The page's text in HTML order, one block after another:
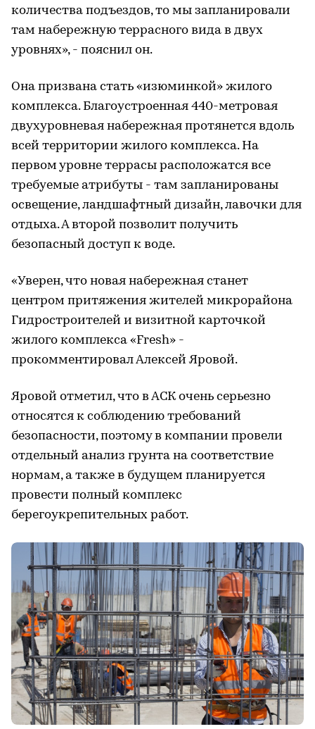
количества подъездов, то мы запланировали
там набережную террасного вида в двух
уровнях», - пояснил он.
Она призвана стать «изюминкой» жилого
комплекса. Благоустроенная 440-метровая
двухуровневая набережная протянется вдоль
всей территории жилого комплекса. На
первом уровне террасы расположатся все
требуемые атрибуты - там запланированы
освещение, ландшафтный дизайн, лавочки для
отдыха. А второй позволит получить
безопасный доступ к воде.
«Уверен, что новая набережная станет
центром притяжения жителей микрорайона
Гидростроителей и визитной карточкой
жилого комплекса «Fresh» -
прокомментировал Алексей Яровой.
Яровой отметил, что в АСК очень серьезно
относятся к соблюдению требований
безопасности, поэтому в компании провели
отдельный анализ грунта на соответствие
нормам, а также в будущем планируется
провести полный комплекс
берегоукрепительных работ.